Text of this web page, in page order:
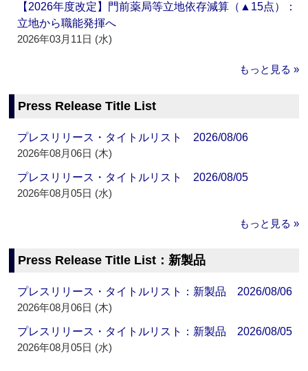
【2026年度改定】門前薬局等立地依存減算（▲15点）：
立地から職能発揮へ
2026年03月11日 (水)
もっと見る »
Press Release Title List
プレスリリース・タイトルリスト 2026/08/06
2026年08月06日 (木)
プレスリリース・タイトルリスト 2026/08/05
2026年08月05日 (水)
もっと見る »
Press Release Title List：新製品
プレスリリース・タイトルリスト：新製品 2026/08/06
2026年08月06日 (木)
プレスリリース・タイトルリスト：新製品 2026/08/05
2026年08月05日 (水)